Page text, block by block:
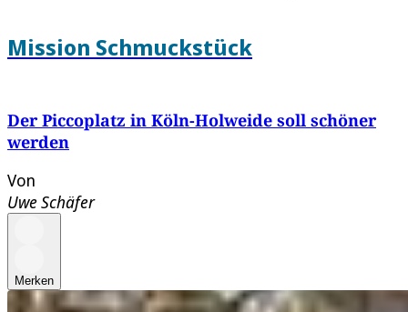
Mission Schmuckstück
Der Piccoplatz in Köln-Holweide soll schöner
werden
Von
Uwe Schäfer
Merken